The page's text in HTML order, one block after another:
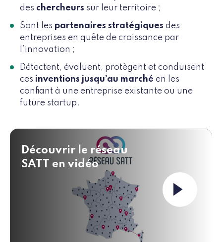
des chercheurs sur leur territoire ;
Sont les partenaires stratégiques des
entreprises en quête de croissance par
l’innovation ;
Détectent, évaluent, protègent et conduisent
ces inventions jusqu’au marché en les
confiant à une entreprise existante ou une
future startup.
Découvrir le réseau
SATT en vidéo